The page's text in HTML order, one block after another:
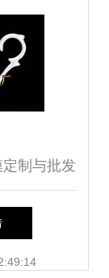
制与批发
家，价格
货商机